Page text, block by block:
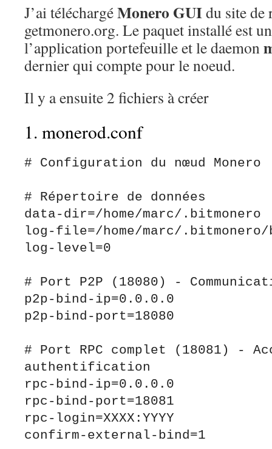
J’ai téléchargéMonero GUIdu site de
getmonero.org. Le paquet installé est
l’application portefeuille et le daemon
dernier qui compte pour le noeud.
Il y a ensuite 2 fichiers à créer
1. monerod.conf
# Configuration du nœud Monero
# Répertoire de données
data-dir=/home/marc/.bitmonero
log-file=/home/marc/
log-level=0
# Port P2P (18080) -
p2p-bind-ip=0.0.0.0
p2p-bind-port=18080
# Port RPC complet (18081) -
authentification
rpc-bind-ip=0.0.0.0
rpc-bind-port=18081
rpc-login=XXXX:YYYY
confirm-external-bind=1